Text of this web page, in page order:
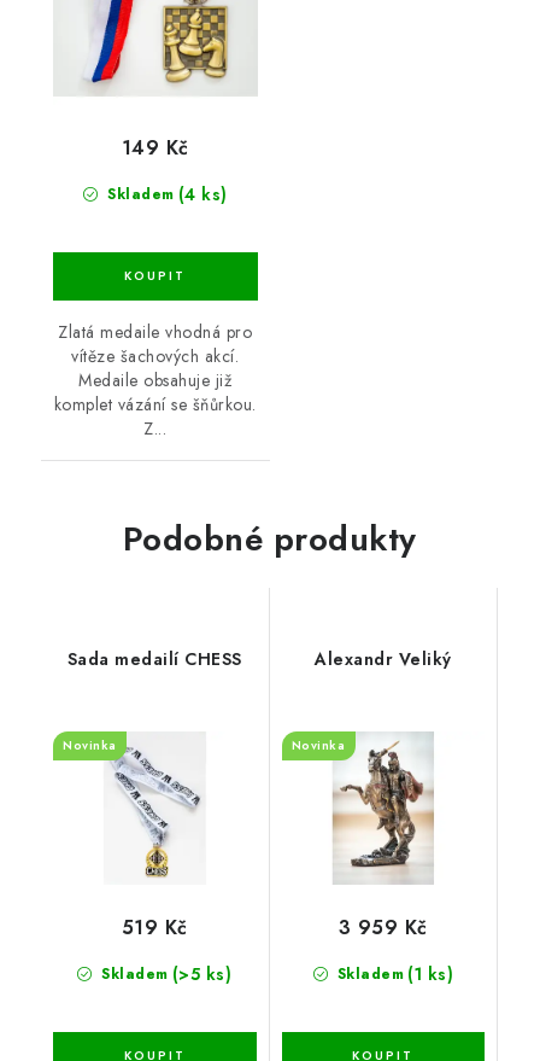
Skladem (4 ks)
149 Kč
Zlatá medaile vhodná pro
vítěze šachových akcí.
Medaile obsahuje již
komplet vázání se šňůrkou.
Z...
Podobné produkty
Sada medailí CHESS
Novinka
Skladem (>5 ks)
519 Kč
Alexandr Veliký
Novinka
Skladem (1 ks)
3 959 Kč